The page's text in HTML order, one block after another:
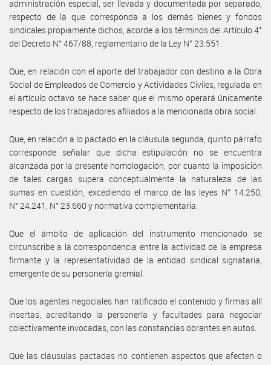
administración especial, ser llevada y documentada por separado,
respecto de la que corresponda a los demás bienes y fondos
sindicales propiamente dichos, acorde a los términos del Artículo 4°
del Decreto N° 467/88, reglamentario de la Ley N° 23.551.
Que, en relación con el aporte del trabajador con destino a la Obra
Social de Empleados de Comercio y Actividades Civiles, regulada en
el artículo octavo se hace saber que el mismo operará únicamente
respecto de los trabajadores afiliados a la mencionada obra social.
Que, en relación a lo pactado en la cláusula segunda, quinto párrafo
corresponde señalar que dicha estipulación no se encuentra
alcanzada por la presente homologación, por cuanto la imposición
de tales cargas supera conceptualmente la naturaleza de las
sumas en cuestión, excediendo el marco de las leyes N° 14.250,
N° 24.241, N° 23.660 y normativa complementaria.
Que el ámbito de aplicación del instrumento mencionado se
circunscribe a la correspondencia entre la actividad de la empresa
firmante y la representatividad de la entidad sindical signataria,
emergente de su personería gremial.
Que los agentes negociales han ratificado el contenido y firmas allí
insertas, acreditando la personería y facultades para negociar
colectivamente invocadas, con las constancias obrantes en autos.
Que las cláusulas pactadas no contienen aspectos que afecten o